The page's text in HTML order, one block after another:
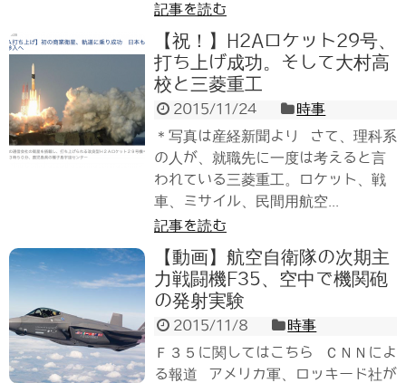
記事を読む
【祝！】H2Aロケット29号、
打ち上げ成功。そして大村高
校と三菱重工
2015/11/24
時事
＊写真は産経新聞より さて、理科系
の人が、就職先に一度は考えると言
われている三菱重工。ロケット、戦
車、ミサイル、民間用航空...
記事を読む
【動画】航空自衛隊の次期主
力戦闘機F35、空中で機関砲
の発射実験
2015/11/8
時事
Ｆ３５に関してはこちら ＣＮＮによ
る報道 アメリカ軍、ロッキード社が